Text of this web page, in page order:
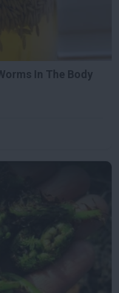
In The Body